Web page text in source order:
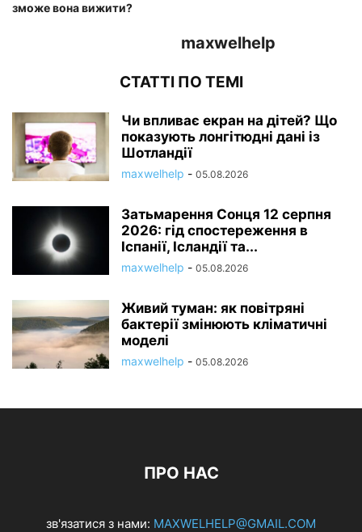
зможе вона вижити?
maxwelhelp
СТАТТІ ПО ТЕМІ
Чи впливає екран на дітей? Що
показують лонгітюдні дані із
Шотландії
maxwelhelp - 05.08.2026
Затьмарення Сонця 12 серпня
2026: гід спостереження в
Іспанії, Ісландії та...
maxwelhelp - 05.08.2026
Живий туман: як повітряні
бактерії змінюють кліматичні
моделі
maxwelhelp - 05.08.2026
ПРО НАС
зв'язатися з нами: MAXWELHELP@GMAIL.COM